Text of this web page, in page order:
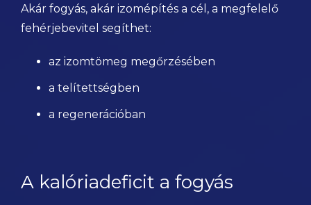
Akár fogyás, akár izomépítés a cél, a megfelelő
fehérjebevitel segíthet:
az izomtömeg megőrzésében
a telítettségben
a regenerációban
A kalóriadeficit a fogyás